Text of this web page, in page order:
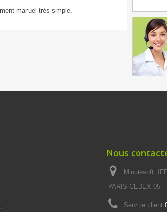
manuel très simple.
Nous
Minutesoft,
PARIS CEDEX 05
Service client